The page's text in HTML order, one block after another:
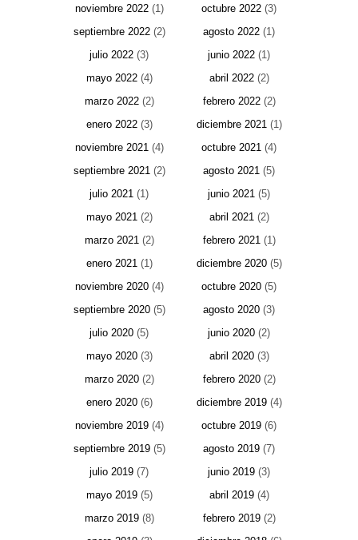
noviembre 2022(1) octubre 2022 (3)
septiembre 2022(2) agosto 2022 (1)
julio 2022 (3) junio 2022 (1)
mayo 2022(4) abril 2022(2)
marzo 2022(2) febrero 2022(2)
enero 2022(3) diciembre 2021(1)
noviembre 2021(4) octubre 2021 (4)
septiembre 2021(2) agosto 2021 (5)
julio 2021 (1) junio 2021 (5)
mayo 2021(2) abril 2021(2)
marzo 2021(2) febrero 2021(1)
enero 2021(1) diciembre 2020(5)
noviembre 2020(4) octubre 2020 (5)
septiembre 2020(5) agosto 2020 (3)
julio 2020 (5) junio 2020 (2)
mayo 2020(3) abril 2020(3)
marzo 2020(2) febrero 2020(2)
enero 2020(6) diciembre 2019(4)
noviembre 2019(4) octubre 2019 (6)
septiembre 2019(5) agosto 2019 (7)
julio 2019 (7) junio 2019 (3)
mayo 2019(5) abril 2019(4)
marzo 2019(8) febrero 2019(2)